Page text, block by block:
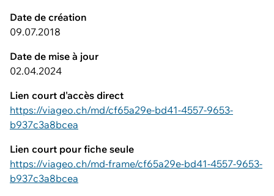
Date de création
09.07.2018
Date de mise à jour
02.04.2024
Lien court d'accès direct
https://viageo.ch/md/cf65a29e-bd41-4557-9653-
b937c3a8bcea
Lien court pour fiche seule
https://viageo.ch/md-frame/cf65a29e-bd41-4557-9653-
b937c3a8bcea